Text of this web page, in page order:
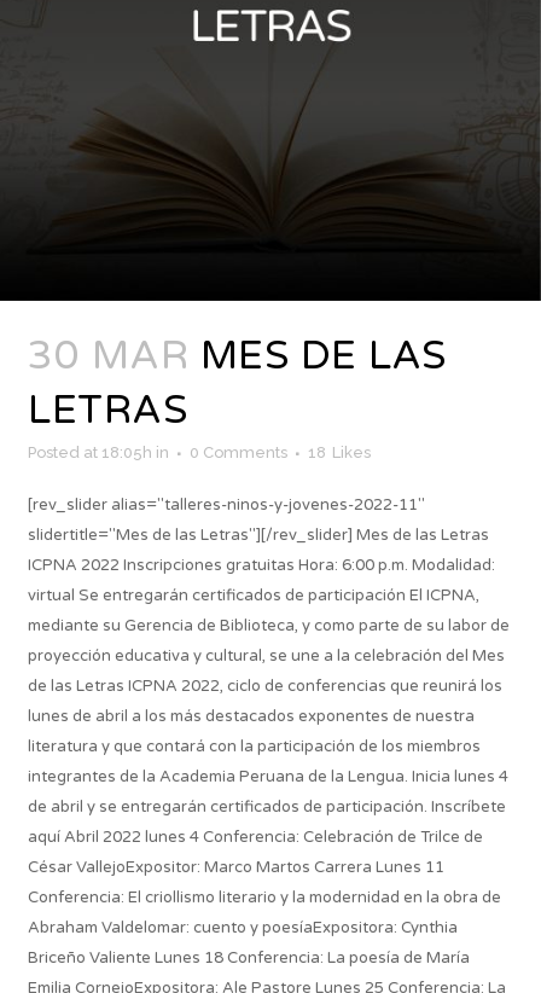
30 MAR MES DE LAS
LETRAS
Posted at 18:05h in 0 Comments 18 Likes
[rev_slider alias="talleres-ninos-y-jovenes-2022-11"
slidertitle="Mes de las Letras"][/rev_slider] Mes de las Letras
ICPNA 2022 Inscripciones gratuitas Hora: 6:00 p.m. Modalidad:
virtual Se entregarán certificados de participación El ICPNA,
mediante su Gerencia de Biblioteca, y como parte de su labor de
proyección educativa y cultural, se une a la celebración del Mes
de las Letras ICPNA 2022, ciclo de conferencias que reunirá los
lunes de abril a los más destacados exponentes de nuestra
literatura y que contará con la participación de los miembros
integrantes de la Academia Peruana de la Lengua. Inicia lunes 4
de abril y se entregarán certificados de participación. Inscríbete
aquí Abril 2022 lunes 4 Conferencia: Celebración de Trilce de
César VallejoExpositor: Marco Martos Carrera Lunes 11
Conferencia: El criollismo literario y la modernidad en la obra de
Abraham Valdelomar: cuento y poesíaExpositora: Cynthia
Briceño Valiente Lunes 18 Conferencia: La poesía de María
Emilia CornejoExpositora: Ale Pastore Lunes 25 Conferencia: La